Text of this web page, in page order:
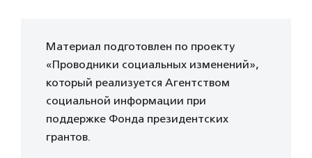
Материал подготовлен по проекту
«Проводники социальных изменений»,
который реализуется Агентством
социальной информации при
поддержке Фонда президентских
грантов.